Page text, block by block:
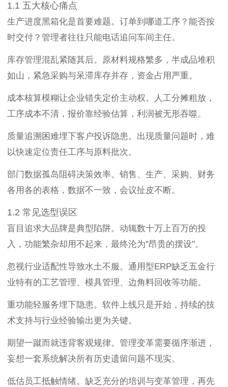
1.1 五大核心痛点
生产进度黑箱化是首要难题。订单到哪道工序？能否按
时交付？管理者往往只能电话追问车间主任。
库存管理混乱紧随其后。原材料规格繁多，半成品堆积
如山，紧急采购与呆滞库存并存，资金占用严重。
成本核算模糊让企业错失定价主动权。人工分摊粗放，
工序成本不清，报价靠经验估算，利润被无形吞噬。
质量追溯困难埋下客户投诉隐患。出现质量问题时，难
以快速定位责任工序与原料批次。
部门数据孤岛阻碍决策效率。销售、生产、采购、财务
各用各的表格，数据不一致，会议扯皮不断。
1.2 常见选型误区
盲目追求大品牌是典型陷阱。动辄数十万上百万的投
入，功能繁杂却用不起来，最终沦为"昂贵的摆设"。
忽视行业适配性导致水土不服。通用型ERP缺乏五金行
业特有的工艺管理、模具管理、边角料回收等功能。
重功能轻服务埋下隐患。软件上线只是开始，持续的技
术支持与行业经验输出更为关键。
期望一蹴而就违背客观规律。管理变革需要循序渐进，
妄想一套系统解决所有历史遗留问题不现实。
低估员工抵触情绪。缺乏充分的培训与变革管理，再先